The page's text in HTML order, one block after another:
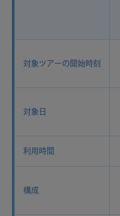
対象ツアーの開始時刻
対象日
利用時間
構成